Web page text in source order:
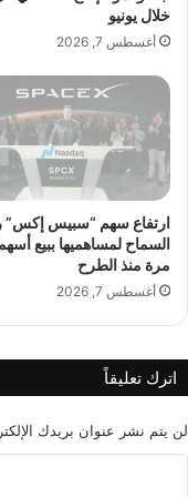
ع
ا
ح
ث
ي
ن
م
و
ل
ا
ج
ا
ل
م
ح
ل
د
و
ا
ل
خلال يونيو
أغسطس 7, 2026
ارتفاع سهم “سبيس إكس”
السماح لمساهميها ببيع
مرة منذ الطرح
أغسطس 7, 2026
اترك تعليقاً
لن يتم نشر عنوان بريدك